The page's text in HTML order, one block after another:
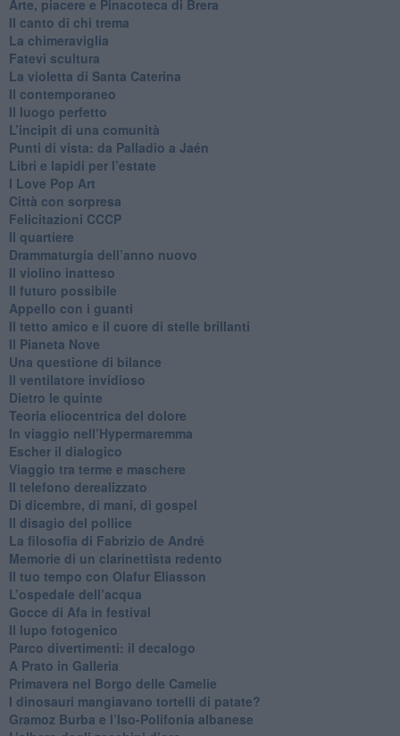
Arte, piacere e Pinacoteca di Brera
​Il canto di chi trema
La chimeraviglia
​Fatevi scultura
​La violetta di Santa Caterina
​Il contemporaneo
​Il luogo perfetto
​L’incipit di una comunità
Punti di vista: da Palladio a Jaén
​Libri e lapidi per l’estate
​I Love Pop Art
Città con sorpresa
Felicitazioni CCCP
​Il quartiere
​Drammaturgia dell’anno nuovo
​Il violino inatteso
​Il futuro possibile
​Appello con i guanti
​Il tetto amico e il cuore di stelle brillanti
​Il Pianeta Nove
​Una questione di bilance
​Il ventilatore invidioso
​Dietro le quinte
​Teoria eliocentrica del dolore
In viaggio nell’Hypermaremma
​Escher il dialogico
​Viaggio tra terme e maschere
Il telefono derealizzato
​Di dicembre, di mani, di gospel
​Il disagio del pollice
​La filosofia di Fabrizio de André
Memorie di un clarinettista redento
​Il tuo tempo con Olafur Eliasson
​L’ospedale dell’acqua
​Gocce di Afa in festival
​Il lupo fotogenico
​Parco divertimenti: il decalogo
​A Prato in Galleria
​Primavera nel Borgo delle Camelie
I dinosauri mangiavano tortelli di patate?
​Gramoz Burba e l’Iso-Polifonia albanese